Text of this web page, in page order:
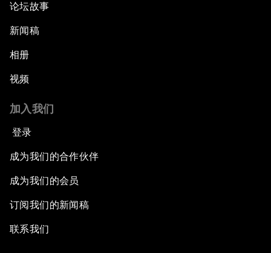
论坛故事
新闻稿
相册
视频
加入我们
登录
成为我们的合作伙伴
成为我们的会员
订阅我们的新闻稿
联系我们